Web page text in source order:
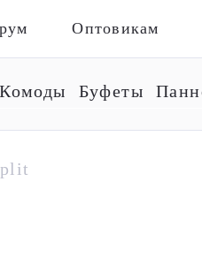
Оптовикам
Комоды Буфеты